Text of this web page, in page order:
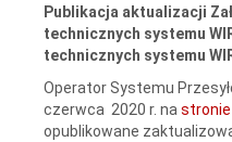
Publikacja aktualizacji
technicznych systemu
technicznych systemu
Operator Systemu
czerwca 2020 r. na
opublikowane